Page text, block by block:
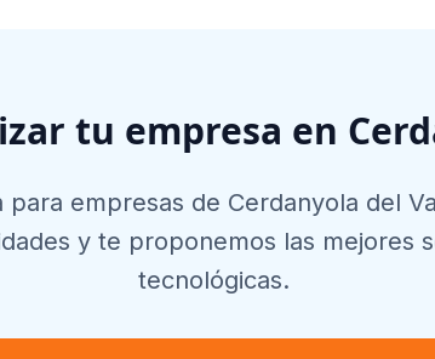
tu empresa en
para empresas de Cerdanyola del
y te proponemos las mejores
tecnológicas.